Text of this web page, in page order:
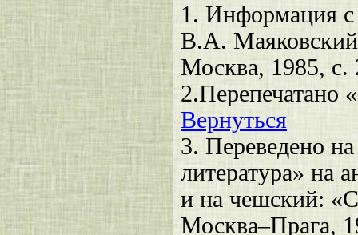
1. Информация с
В.А.
Москва, 1985,
2.Перепечатано
Вернуться
3. Переведено
литература» на
и на чешский:
Москва–Прага,